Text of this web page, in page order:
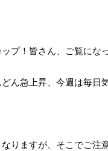
プ！皆さん、ご覧にな
ん急上昇、今週は毎日
りますが、そこでご注